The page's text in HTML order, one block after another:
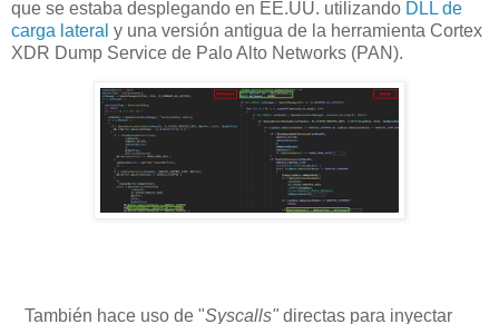
que se estaba desplegando en EE.UU. utilizando DLL de
carga lateral y una versión antigua de la herramienta Cortex
XDR Dump Service de Palo Alto Networks (PAN).
También hace uso de "Syscalls" directas para inyectar